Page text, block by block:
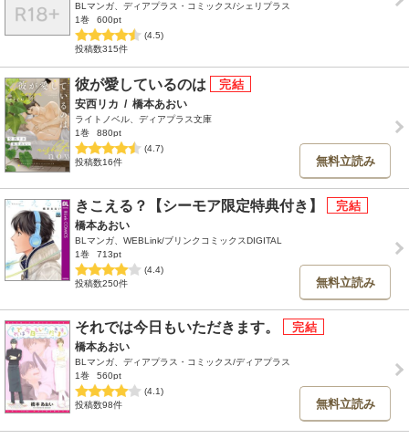
BLマンガ、ディアプラス・コミックス/シェリプラス
1巻
600pt
(4.5)
投稿数315件
彼が愛しているのは
安西リカ / 橋本あおい
ライトノベル、ディアプラス文庫
1巻
880pt
(4.7)
投稿数16件
無料立読み
きこえる？【シーモア限定特典付き】
橋本あおい
BLマンガ、WEBLink/ブリンクコミックスDIGITAL
1巻
713pt
(4.4)
投稿数250件
無料立読み
それでは今日もいただきます。
橋本あおい
BLマンガ、ディアプラス・コミックス/ディアプラス
1巻
560pt
(4.1)
投稿数98件
無料立読み